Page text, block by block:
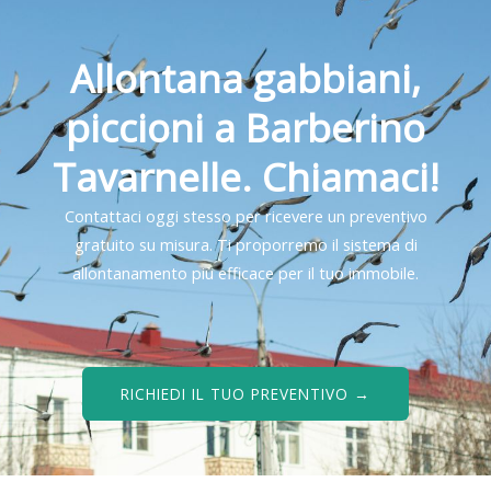
Allontana gabbiani,
piccioni a Barberino
Tavarnelle. Chiamaci!
Contattaci oggi stesso per ricevere un preventivo
gratuito su misura. Ti proporremo il sistema di
allontanamento più efficace per il tuo immobile.
RICHIEDI IL TUO PREVENTIVO →